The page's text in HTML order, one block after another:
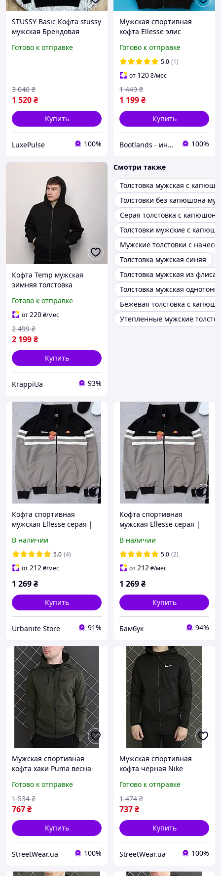
STUSSY Basic Кофта stussy
мужская Брендовая
stussy Мужские толстовки
Готово к отправке
1 520₴
3 040 ₴
Купить
LuxePulse 100%
Мужская спортивная
кофта Ellesse элис
(черно-бордо).
Олимпийка Ellesse на
молнии Турция
Готово к отправке
5.0 (1)
от 120₴/мес
1 199₴
1 449 ₴
Купить
Bootlands - интернет-магазин обуви и одежды 100%
Кофта Temp мужская
зимняя толстовка
черная
Готово к отправке
от220₴/мес
2 199₴
2 499 ₴
Купить
KrappiUa 93%
Смотри также
Толстовка мужская с
Толстовки без капюшона
Серая толстовка с
Толстовки мужские с
Мужские толстовки с
Толстовка мужская синяя
Толстовка мужская из флиса
Толстовка мужская
Бежевая толстовка с
Утепленные мужские
Кофта спортивная
мужская Ellesse серая |
спортивная толстовка
ЛЮКС качества
В наличии
5.0 (4)
от212₴/мес
1 269₴
Купить
Urbanite Store 91%
Кофта спортивная
мужская Ellesse серая |
спортивная толстовка
ЛЮКС качества
В наличии
5.0 (2)
от212₴/мес
1 269₴
Купить
Бамбук 94%
Мужская спортивная
кофта хаки Puma весна-
,Демисезонная толстовка
зиппер хаки Пума на
tdprbl
Готово к отправке
767₴
1 534 ₴
Купить
StreetWear.ua 100%
Мужская спортивная
кофта черная Nike
повседневная , Толстовка
зиппер черная Найк на
мол tdprbl
Готово к отправке
737₴
1 474 ₴
Купить
StreetWear.ua 100%